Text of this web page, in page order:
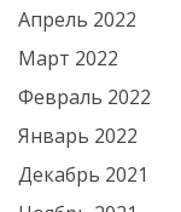
Апрель 2022
Март 2022
Февраль 2022
Январь 2022
Декабрь 2021